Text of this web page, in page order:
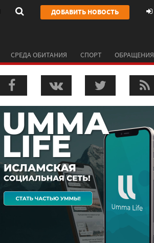
ДОБАВИТЬ НОВОСТЬ
СРЕДА ОБИТАНИЯ СПОРТ ОБРАЩЕНИЯ